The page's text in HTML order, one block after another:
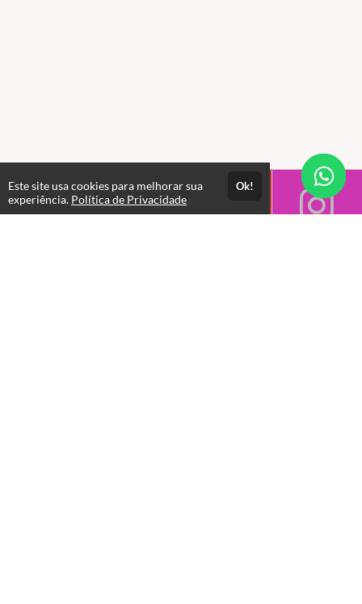
Este site usa cookies para melhorar sua
experiência. Política de Privacidade
Ok!